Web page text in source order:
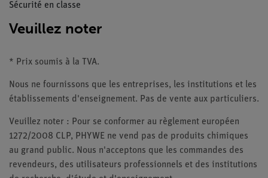
Sécurité en classe
Veuillez noter
* Prix soumis à la TVA.
Nous ne fournissons que les entreprises, les institutions et les
établissements d'enseignement. Pas de vente aux particuliers.
Veuillez noter : Pour se conformer au règlement européen
1272/2008 CLP, PHYWE ne vend pas de produits chimiques
au grand public. Nous n'acceptons que les commandes des
revendeurs, des utilisateurs professionnels et des institutions